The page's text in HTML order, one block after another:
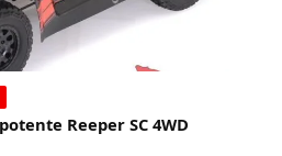
Reeper SC 4WD